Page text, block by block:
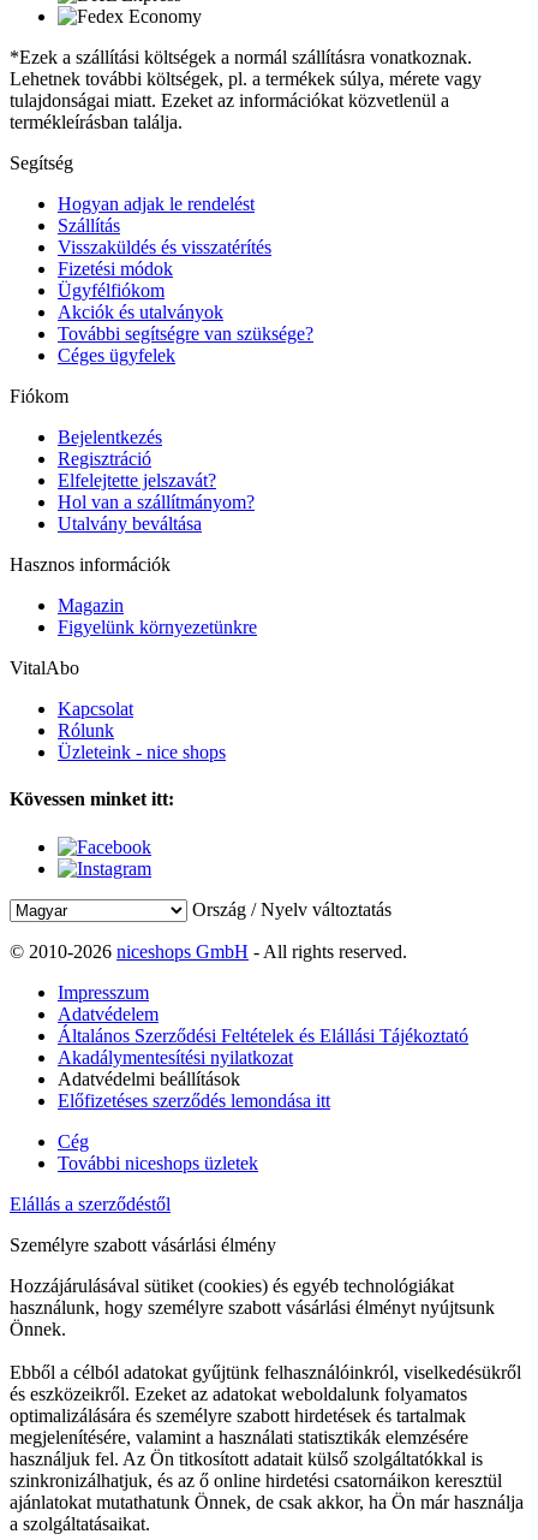
*Ezek a szállítási költségek a normál szállításra vonatkoznak.
Lehetnek további költségek, pl. a termékek súlya, mérete vagy
tulajdonságai miatt. Ezeket az információkat közvetlenül a
termékleírásban találja.
Segítség
Hogyan adjak le rendelést
Szállítás
Visszaküldés és visszatérítés
Fizetési módok
Ügyfélfiókom
Akciók és utalványok
További segítségre van szüksége?
Céges ügyfelek
Fiókom
Bejelentkezés
Regisztráció
Elfelejtette jelszavát?
Hol van a szállítmányom?
Utalvány beváltása
Hasznos információk
Magazin
Figyelünk környezetünkre
VitalAbo
Kapcsolat
Rólunk
Üzleteink - nice shops
Kövessen minket itt:
Ország / Nyelv változtatás
© 2010-2026 niceshops GmbH - All rights reserved.
Impresszum
Adatvédelem
Általános Szerződési Feltételek és Elállási Tájékoztató
Akadálymentesítési nyilatkozat
Adatvédelmi beállítások
Előfizetéses szerződés lemondása itt
Cég
További niceshops üzletek
Elállás a szerződéstől
Személyre szabott vásárlási élmény
Hozzájárulásával sütiket (cookies) és egyéb technológiákat
használunk, hogy személyre szabott vásárlási élményt nyújtsunk
Önnek.
Ebből a célból adatokat gyűjtünk felhasználóinkról, viselkedésükről
és eszközeikről. Ezeket az adatokat weboldalunk folyamatos
optimalizálására és személyre szabott hirdetések és tartalmak
megjelenítésére, valamint a használati statisztikák elemzésére
használjuk fel. Az Ön titkosított adatait külső szolgáltatókkal is
szinkronizálhatjuk, és az ő online hirdetési csatornáikon keresztül
ajánlatokat mutathatunk Önnek, de csak akkor, ha Ön már használja
a szolgáltatásaikat.